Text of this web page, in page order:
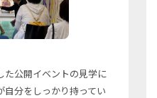
た公開イベントの見学に
分をしっかり持ってい